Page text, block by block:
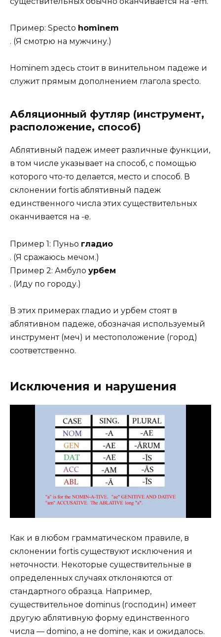
Пример: Specto hominem
. (Я смотрю на мужчину.)
Hominem здесь стоит в винительном падеже и
служит прямым дополнением глагола specto.
Абляционный футляр (инструмент,
расположение, способ)
Аблятивный падеж имеет различные функции,
в том числе указывает на способ, с помощью
которого что-то делается, место и способ. В
склонении fortis аблятивный падеж
единственного числа этих существительных
оканчивается на -e.
Пример 1: Пуньо гладио
. (Я сражаюсь мечом.)
Пример 2: Амбуло урбем
. (Иду по городу.)
В этих примерах гладио и урбем стоят в
аблятивном падеже, обозначая используемый
инструмент (меч) и местоположение (город)
соответственно.
Исключения и нарушения
Как и в любом грамматическом правиле, в
склонении fortis существуют исключения и
неточности. Некоторые существительные в
определенных случаях отклоняются от
стандартного образца. Например,
существительное dominus (господин) имеет
другую аблятивную форму единственного
числа — domino, а не domine, как и ожидалось.